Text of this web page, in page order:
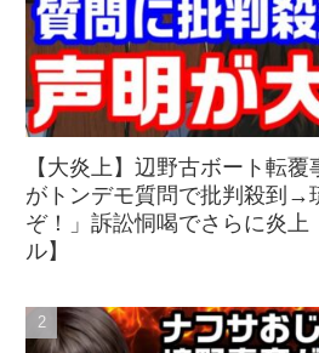
【大炎上】辺野古ボート転
がトンデモ質問で批判殺到→
ぞ！」訴訟恫喝でさらに炎上
ル】